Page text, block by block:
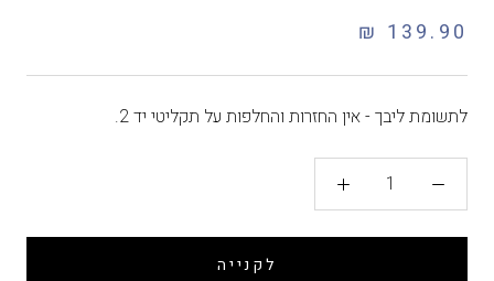
139.90 ₪
לתשומת ליבך - אין החזרות והחלפות על תקליטי יד 2.
לקנייה